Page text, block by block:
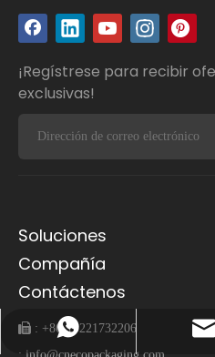
¡Regístrese para recibir
exclusivas!
Soluciones
Compañía
Contáctenos
 : +86-15221732206
:
Contactar vía
+86-